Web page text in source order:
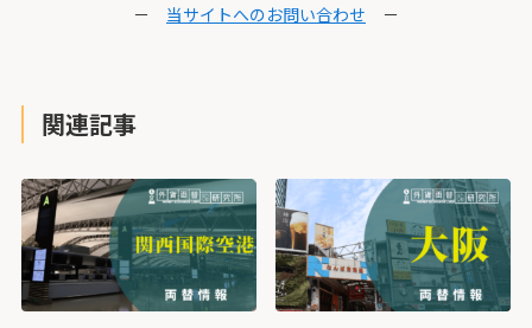
－ 当サイトへのお問い合わせ －
関連記事